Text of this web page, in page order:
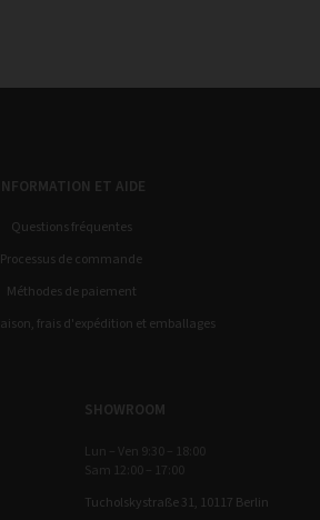
ET AIDE
Questions fréquentes
Processus de commande
Méthodes de paiement
frais d'expédition et emballages
SHOWROOM
Lun – Ven 9:30 – 18:00
Sam 12:00 – 17:00
Tucholskystraße 31, 10117 Berlin